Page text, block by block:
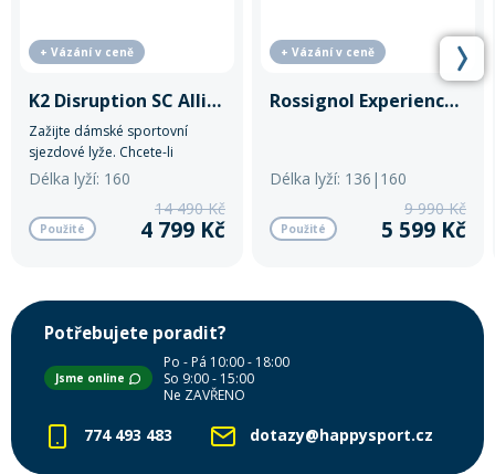
+ Vázání v ceně
K2 Disruption SC Alliance
Zažijte dámské sportovní
sjezdové lyže. Chcete-li
sportovní, hravé a zároveň
výkonné lyže, které vás podrží
v rychlosti i v ostrých
obloucích, Disruption SC
Délka lyží: 160
Použité
14 490 Kč
4 799 Kč
+ Vázání v ceně
Rossignol Experience W 76
Délka lyží: 136|160
Použité
9 990 Kč
5 599 Kč
Potřebujete poradit?
Jsme online
Po - Pá 10:00 - 18:00
So 9:00 - 15:00
Ne ZAVŘENO
774 493 483 dotazy@happysport.cz